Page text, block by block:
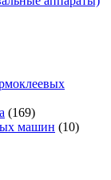
(169)
машин (10)